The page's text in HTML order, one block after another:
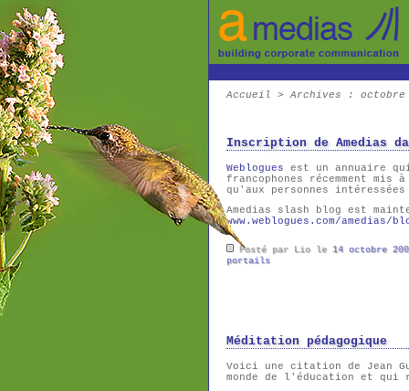
Accueil >Archives : octobre
Inscription de Amedias
Weblogues est un annuaire
francophones récemment
qu'aux personnes
Amedias slash blog est
www.weblogues.com/amedias/
Posté par Lio le 14 octobre
portails
Méditation pédagogique
Voici une citation de Jean
monde de l'éducation et